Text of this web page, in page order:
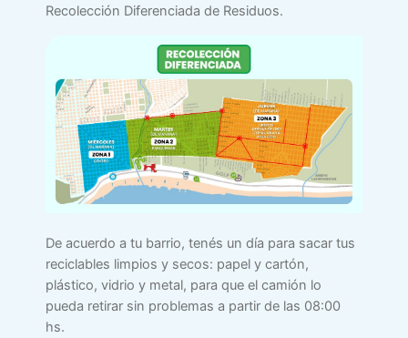
Recolección Diferenciada de Residuos.
De acuerdo a tu barrio, tenés un día para sacar tus
reciclables limpios y secos: papel y cartón,
plástico, vidrio y metal, para que el camión lo
pueda retirar sin problemas a partir de las 08:00
hs.